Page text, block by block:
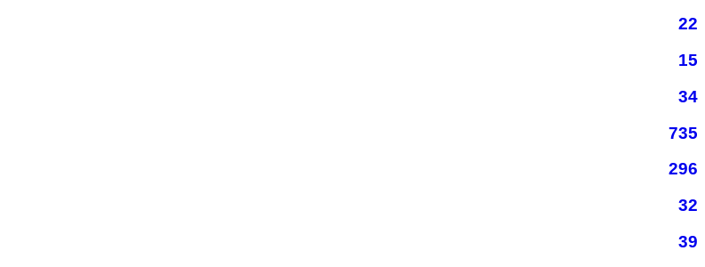
22
15
34
735
296
32
39